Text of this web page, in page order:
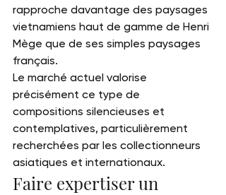
rapproche davantage des paysages
vietnamiens haut de gamme de Henri
Mège que de ses simples paysages
français.
Le marché actuel valorise
précisément ce type de
compositions silencieuses et
contemplatives, particulièrement
recherchées par les collectionneurs
asiatiques et internationaux.
Faire expertiser un